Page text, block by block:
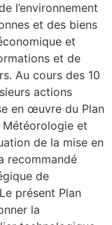
l’environnement
et des biens
et
et de
Au cours des 10
actions
en œuvre du Plan
et
de la mise en
recommandé
de
présent Plan
la